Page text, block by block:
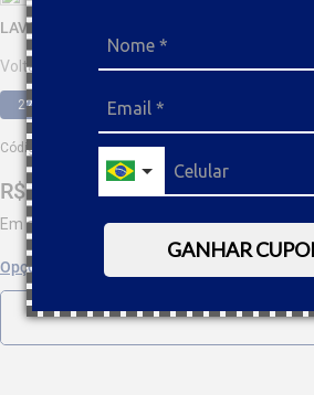
GANHAR
LAVADORA DE ALTA PRESSÃO ÁGUA
Voltagem
220V 380V 440V
Código
R$ 32 ,94
Em até .601,10sem juros
Opções de parcelamento